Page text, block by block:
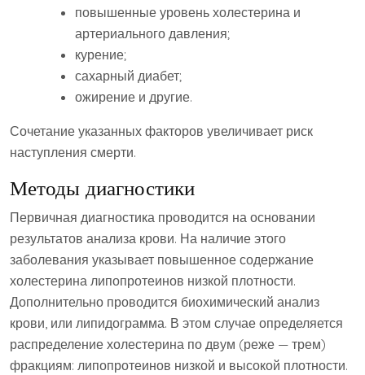
повышенные уровень холестерина и
артериального давления;
курение;
сахарный диабет;
ожирение и другие.
Сочетание указанных факторов увеличивает риск
наступления смерти.
Методы диагностики
Первичная диагностика проводится на основании
результатов анализа крови. На наличие этого
заболевания указывает повышенное содержание
холестерина липопротеинов низкой плотности.
Дополнительно проводится биохимический анализ
крови, или липидограмма. В этом случае определяется
распределение холестерина по двум (реже — трем)
фракциям: липопротеинов низкой и высокой плотности.